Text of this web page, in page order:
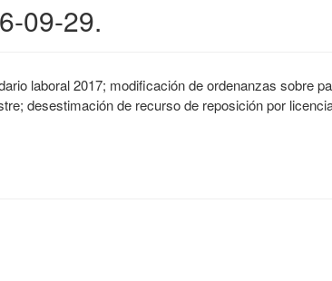
09-29.
laboral 2017; modificación de ordenanzas sobre
desestimación de recurso de reposición por